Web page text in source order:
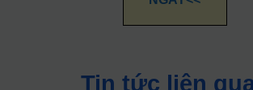
Tin tức liên